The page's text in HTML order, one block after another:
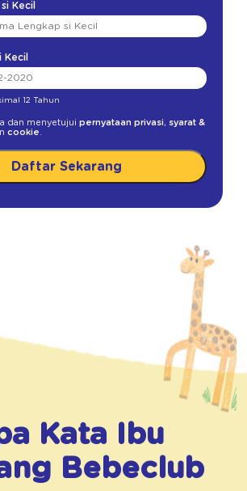
Kecil
Kecil
12 Tahun
dan menyetujui pernyataan privasi, syarat &
cookie
Daftar Sekarang
Kata Ibu
Bebeclub